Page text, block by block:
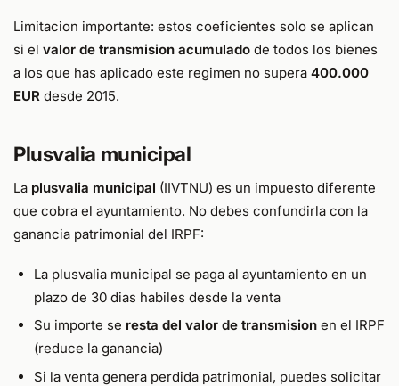
Limitacion importante: estos coeficientes solo se aplican
si el valor de transmision acumulado de todos los bienes
a los que has aplicado este regimen no supera 400.000
EUR desde 2015.
Plusvalia municipal
La plusvalia municipal (IIVTNU) es un impuesto diferente
que cobra el ayuntamiento. No debes confundirla con la
ganancia patrimonial del IRPF:
La plusvalia municipal se paga al ayuntamiento en un
plazo de 30 dias habiles desde la venta
Su importe se resta del valor de transmisionen el IRPF
(reduce la ganancia)
Si la venta genera perdida patrimonial, puedes solicitar